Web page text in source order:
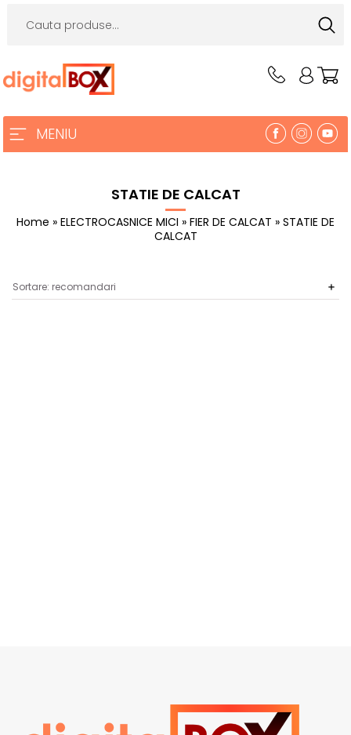
MENIU
STATIE DE CALCAT
Home » ELECTROCASNICE MICI » FIER DE CALCAT » STATIE DE
CALCAT